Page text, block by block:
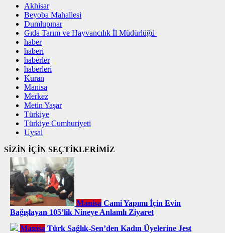
Akhisar
Beyoba Mahallesi
Dumlupınar
Gıda Tarım ve Hayvancılık İl Müdürlüğü
haber
haberi
haberler
haberleri
Kuran
Manisa
Merkez
Metin Yaşar
Türkiye
Türkiye Cumhuriyeti
Uysal
SİZİN İÇİN SEÇTİKLERİMİZ
Manisa Cami Yapımı İçin Evin
Bağışlayan 105’lik Nineye Anlamlı Ziyaret
Manisa Türk Sağlık-Sen’den Kadın Üyelerine Jest